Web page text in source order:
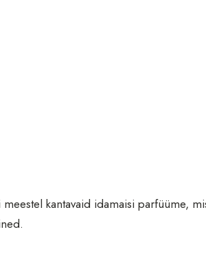
kantavaid idamaisi parfüüme,